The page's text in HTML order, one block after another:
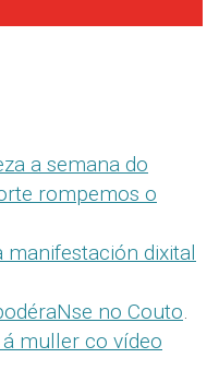
a semana do
rompemos o
dixital
no Couto.
muller co vídeo